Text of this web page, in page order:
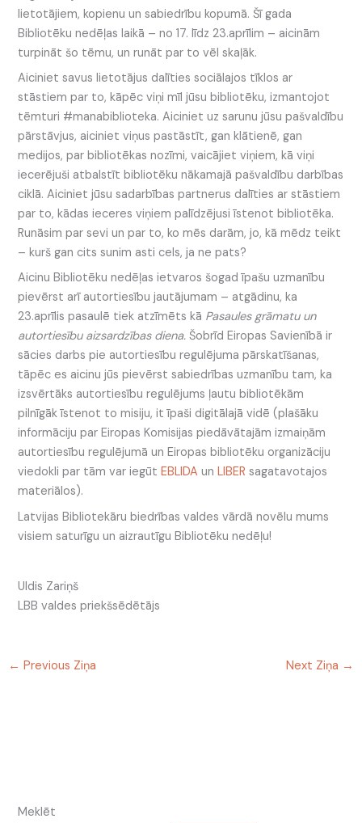
lietotājiem, kopienu un sabiedrību kopumā. Šī gada
Bibliotēku nedēļas laikā – no 17. līdz 23.aprīlim – aicinām
turpināt šo tēmu, un runāt par to vēl skaļāk.
Aiciniet savus lietotājus dalīties sociālajos tīklos ar
stāstiem par to, kāpēc viņi mīl jūsu bibliotēku, izmantojot
tēmturi #manabiblioteka. Aiciniet uz sarunu jūsu pašvaldību
pārstāvjus, aiciniet viņus pastāstīt, gan klātienē, gan
medijos, par bibliotēkas nozīmi, vaicājiet viņiem, kā viņi
iecerējuši atbalstīt bibliotēku nākamajā pašvaldību darbības
ciklā. Aiciniet jūsu sadarbības partnerus dalīties ar stāstiem
par to, kādas ieceres viņiem palīdzējusi īstenot bibliotēka.
Runāsim par sevi un par to, ko mēs darām, jo, kā mēdz teikt
– kurš gan cits sunim asti cels, ja ne pats?
Aicinu Bibliotēku nedēļas ietvaros šogad īpašu uzmanību
pievērst arī autortiesību jautājumam – atgādinu, ka
23.aprīlis pasaulē tiek atzīmēts kā Pasaules grāmatu un
autortiesību aizsardzības diena. Šobrīd Eiropas Savienībā ir
sācies darbs pie autortiesību regulējuma pārskatīšanas,
tāpēc es aicinu jūs pievērst sabiedrības uzmanību tam, ka
izsvērtāks autortiesību regulējums ļautu bibliotēkām
pilnīgāk īstenot to misiju, it īpaši digitālajā vidē (plašāku
informāciju par Eiropas Komisijas piedāvātajām izmaiņām
autortiesību regulējumā un Eiropas bibliotēku organizāciju
viedokli par tām var iegūtEBLIDA unLIBER sagatavotajos
materiālos).
Latvijas Bibliotekāru biedrības valdes vārdā novēlu mums
visiem saturīgu un aizrautīgu Bibliotēku nedēļu!
Uldis Zariņš
LBB valdes priekšsēdētājs
← Previous Ziņa Next Ziņa →
Meklēt